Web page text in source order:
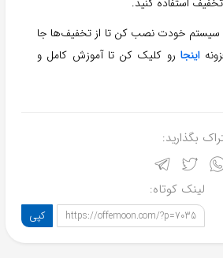
سیستم خودت نصب کن تا از تخفیف‌ها جا
اینجا رو کلیک کن تا آموزش کامل و
بگذارید:
لینک کوتاه:
https://offemoon.com/?p=7035 کپی